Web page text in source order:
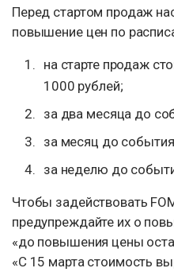
Перед стартом продаж
повышение цен по
на старте продаж
1000 рублей;
за два месяца до
за месяц до
за неделю до
Чтобы задействовать
предупреждайте их о
«до повышения цены
«С 15 марта стоимость